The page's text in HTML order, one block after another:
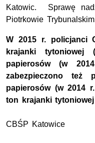
Katowic. Sprawę
Piotrkowie
W 2015 r. policjanci
krajanki
papierosów (w
zabezpieczono też
papierosów (w 2014
ton krajanki
CBŚP Katowice